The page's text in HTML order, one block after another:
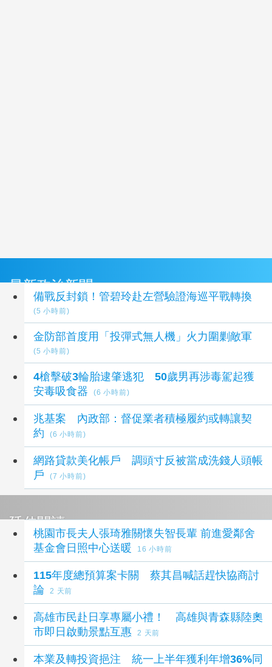
最新政治新聞
備戰反封鎖！管碧玲赴左營驗證海巡平戰轉換
(5 小時前)
金防部首度用「投彈式無人機」火力圍剿敵軍
(5 小時前)
4槍擊破3輪胎逮肇逃犯 50歲男再涉毒駕起獲
安毒吸食器
(6 小時前)
兆基案 內政部：督促業者積極履約或轉讓契
約
(6 小時前)
網路貸款美化帳戶 調頭寸反被當成洗錢人頭帳
戶
(7 小時前)
延伸閱讀
桃園市長夫人張琦雅關懷失智長輩 前進愛鄰舍
基金會日照中心送暖
16 小時前
115年度總預算案卡關 蔡其昌喊話趕快協商討
論
2 天前
高雄市民赴日享專屬小禮！ 高雄與青森縣陸奧
市即日啟動景點互惠
2 天前
本業及轉投資挹注 統一上半年獲利年增36%同